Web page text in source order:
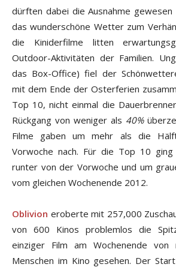
dürften dabei die Ausnahme
das wunderschöne Wetter zum
die Kiniderfilme litten
Outdoor-Aktivitäten der Familien.
das Box-Office) fiel der
mit dem Ende der Osterferien
Top 10, nicht einmal die
Rückgang von weniger als 40%
Filme gaben um mehr als die
Vorwoche nach. Für die Top 10
runter von der Vorwoche und um
vom gleichen Wochenende 2012.
Oblivion eroberte mit 257,000
von 600 Kinos problemlos die
einziger Film am Wochenende
Menschen im Kino gesehen. Der